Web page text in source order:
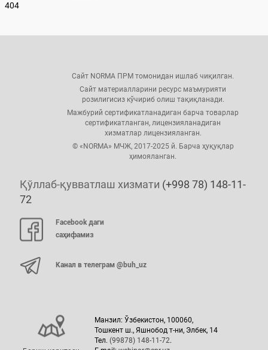
404
Сайт NORMA ПРМ томонидан ишлаб чиқилган.
Сайт материалларини ресурс маъмурияти
розилигисиз кўчириб олиш тақиқланади.
Мажбурий сертификатланадиган барча товарлар
сертификатланган, лицензияланадиган
хизматлар лицензияланган.
© «NORMA» МЧЖ, 2017-2025 й. Барча ҳуқуқлар
ҳимояланган.
Қўллаб-қувватлаш хизмати (+998 78) 148-11-
72
Facebook даги
саҳифамиз
Канал в телеграм @buh_uz
Манзил: Ўзбекистон, 100060,
Тошкент ш., Яшнобод т-ни, Элбек, 14
Тел. (99878) 148-11-72.